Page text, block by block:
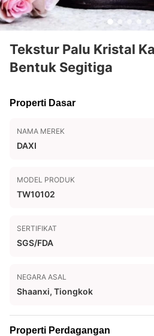
Tekstur Palu Kristal
Bentuk Segitiga
Properti Dasar
NAMA MEREK
DAXI
MODEL PRODUK
TW10102
SERTIFIKAT
SGS/FDA
NEGARA ASAL
Shaanxi, Tiongkok
Properti Perdagangan